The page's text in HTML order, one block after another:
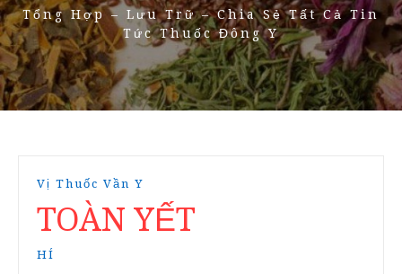
Tổng Hợp – Lưu Trữ – Chia Sẻ Tất Cả Tin
Tức Thuốc Đông Y
Vị Thuốc Vần Y
TOÀN YẾT
HÍ